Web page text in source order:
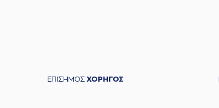
ΕΠΙΣΗΜΟΣ ΧΟΡΗΓΟΣ